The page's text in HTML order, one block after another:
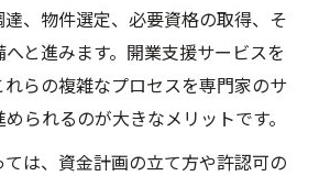
、物件選定、必要資格の取得、そ
と進みます。開業支援サービスを
らの複雑なプロセスを専門家のサ
られるのが大きなメリットです。
は、資金計画の立て方や許認可の